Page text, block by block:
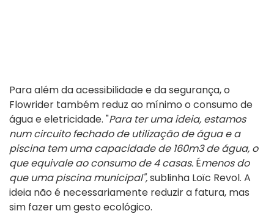
Para além da acessibilidade e da segurança, o
Flowrider também reduz ao mínimo o consumo de
água e eletricidade. "Para ter uma ideia, estamos
num circuito fechado de utilização de água e a
piscina tem uma capacidade de 160m3 de água, o
que equivale ao consumo de 4 casas. Émenos do
que uma piscina municipal",sublinha Loïc Revol. A
ideia não é necessariamente reduzir a fatura, mas
sim fazer um gesto ecológico.